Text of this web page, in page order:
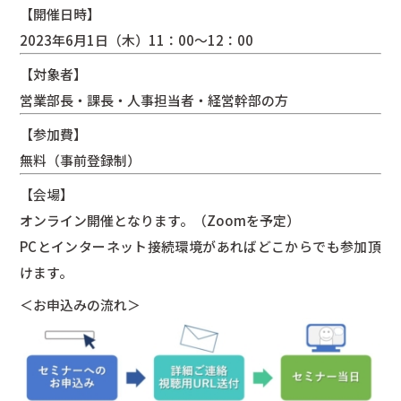
【開催日時】
2023年6月1日（木）11：00～12：00
【対象者】
営業部長・課長・人事担当者・経営幹部の方
【参加費】
無料（事前登録制）
【会場】
オンライン開催となります。（Zoomを予定）
PCとインターネット接続環境があればどこからでも参加頂
けます。
＜お申込みの流れ＞